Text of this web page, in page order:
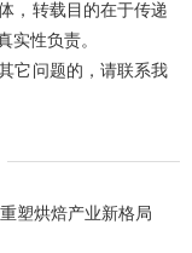
，转载目的在于传递
实性负责。
它问题的，请联系我
塑烘焙产业新格局